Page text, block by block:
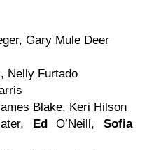
Gary Mule Deer
Nelly Furtado
Blake, Keri Hilson
EdO’Neill,Sofia